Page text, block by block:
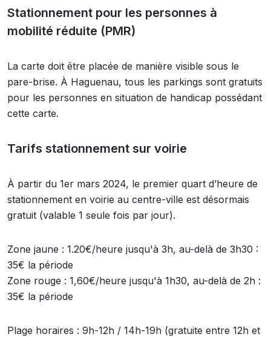
Stationnement pour les personnes à
mobilité réduite (PMR)
La carte doit être placée de manière visible sous le
pare-brise. À Haguenau, tous les parkings sont gratuits
pour les personnes en situation de handicap possédant
cette carte.
Tarifs stationnement sur voirie
À partir du 1er mars 2024, le premier quart d’heure de
stationnement en voirie au centre-ville est désormais
gratuit (valable 1 seule fois par jour).
Zone jaune : 1.20€/heure jusqu'à 3h, au-delà de 3h30 :
35€ la période
Zone rouge : 1,60€/heure jusqu'à 1h30, au-delà de 2h :
35€ la période
Plage horaires : 9h-12h / 14h-19h (gratuite entre 12h et